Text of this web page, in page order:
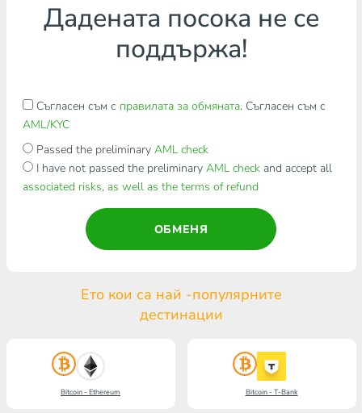
Дадената посока не се
поддържа!
Съгласен съм с правилата за обмяната. Съгласен съм с
AML/KYC
Passed the preliminary AML check
I have not passed the preliminary AML checkand accept all
associated risks, as well as the terms of refund
ОБМЕНЯ
Ето кои са най -популярните
дестинации
Bitcoin - Ethereum Bitcoin - T-Bank